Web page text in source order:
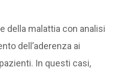
della malattia con analisi
dell’aderenza ai
In questi casi,